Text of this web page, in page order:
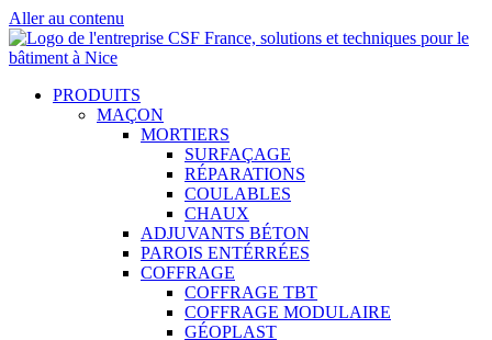
Aller au contenu
PRODUITS
MAÇON
MORTIERS
SURFAÇAGE
RÉPARATIONS
COULABLES
CHAUX
ADJUVANTS BÉTON
PAROIS ENTÉRRÉES
COFFRAGE
COFFRAGE TBT
COFFRAGE MODULAIRE
GÉOPLAST